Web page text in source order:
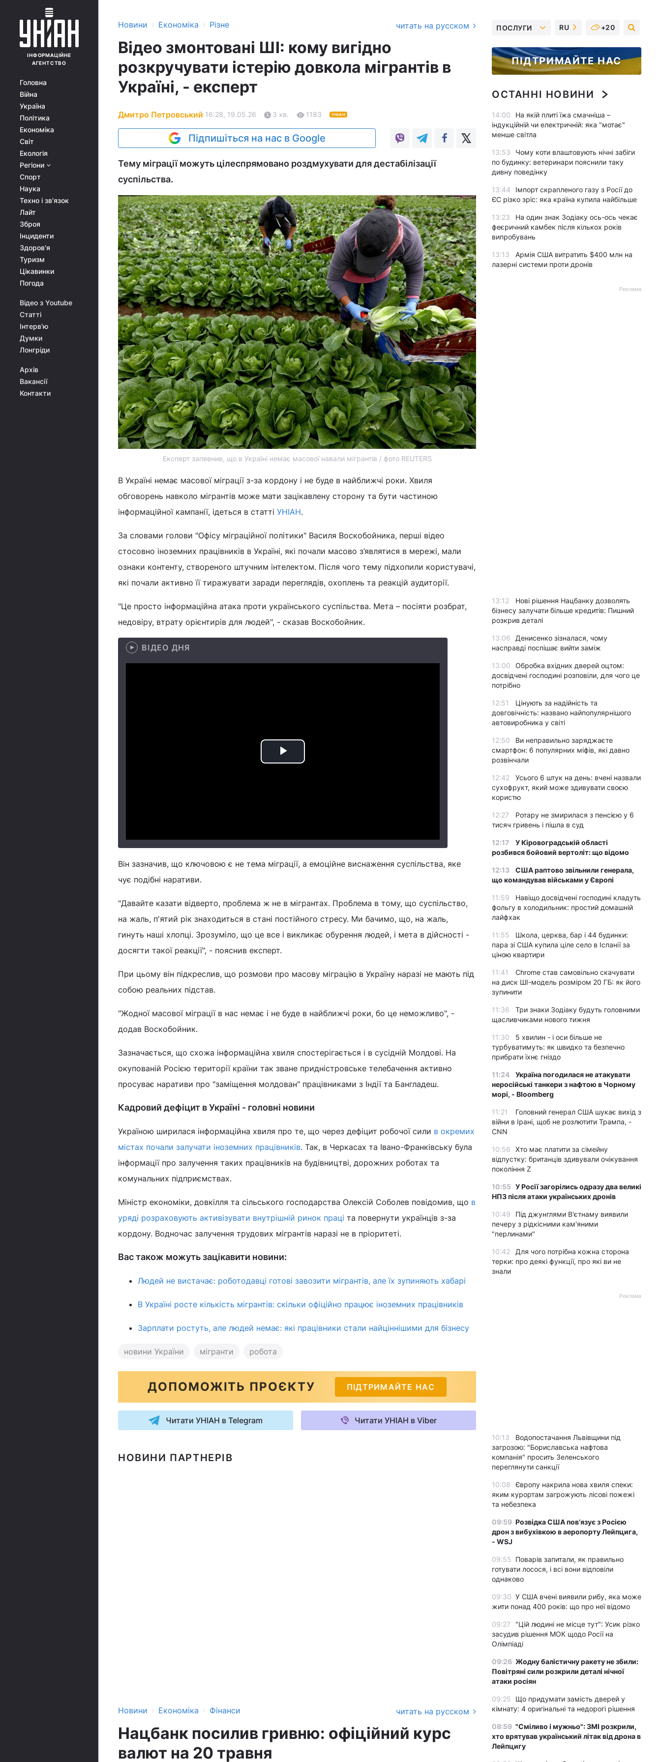
ІНФОРМАЦІЙНЕ
АГЕНТСТВО
Головна
Війна
Україна
Політика
Економіка
Світ
Екологія
Регіони
Спорт
Наука
Техно і зв'язок
Лайт
Зброя
Інциденти
Здоров'я
Туризм
Цікавинки
Погода
Відео з Youtube
Статті
Інтерв'ю
Думки
Лонгріди
Архів
Вакансії
Контакти
Новини › Економіка › Різне читать на русском
Відео змонтовані ШІ: кому вигідно
розкручувати істерію довкола мігрантів в
Україні, - експерт
Дмитро Петровський 16:28, 19.05.26 3 хв. 1183 УНІАН
Підпишіться на нас в Google
Тему міграції можуть цілеспрямовано роздмухувати для дестабілізації
суспільства.
Експерт запевнив, що в Україні немає масової навали мігрантів / фото REUTERS
В Україні немає масової міграції з-за кордону і не буде в найближчі роки. Хвиля
обговорень навколо мігрантів може мати зацікавлену сторону та бути частиною
інформаційної кампанії, ідеться в статті УНІАН.
За словами голови "Офісу міграційної політики" Василя Воскобойника, перші відео
стосовно іноземних працівників в Україні, які почали масово з’являтися в мережі, мали
ознаки контенту, створеного штучним інтелектом. Після чого тему підхопили користувачі,
які почали активно її тиражувати заради переглядів, охоплень та реакцій аудиторії.
"Це просто інформаційна атака проти українського суспільства. Мета – посіяти розбрат,
недовіру, втрату орієнтирів для людей", - сказав Воскобойник.
ВІДЕО ДНЯ
Play
Він зазначив, що ключовою є не тема міграції, а емоційне виснаження суспільства, яке
чує подібні наративи.
"Давайте казати відверто, проблема ж не в мігрантах. Проблема в тому, що суспільство,
на жаль, п'ятий рік знаходиться в стані постійного стресу. Ми бачимо, що, на жаль,
гинуть наші хлопці. Зрозуміло, що це все і викликає обурення людей, і мета в дійсності -
досягти такої реакції", - пояснив експерт.
При цьому він підкреслив, що розмови про масову міграцію в Україну наразі не мають під
собою реальних підстав.
"Жодної масової міграції в нас немає і не буде в найближчі роки, бо це неможливо", -
додав Воскобойник.
Зазначається, що схожа інформаційна хвиля спостерігається і в сусідній Молдові. На
окупованій Росією території країни так зване придністровське телебачення активно
просуває наративи про "заміщення молдован" працівниками з Індії та Бангладеш.
Кадровий дефіцит в Україні - головні новини
Україною ширилася інформаційна хвиля про те, що через дефіцит робочої сили в окремих
містах почали залучати іноземних працівників. Так, в Черкасах та Івано-Франківську була
інформації про залучення таких працівників на будівництві, дорожних роботах та
комунальних підприємствах.
Міністр економіки, довкілля та сільського господарства Олексій Соболев повідомив, що в
уряді розраховують активізувати внутрішній ринок праці та повернути українців з-за
кордону. Водночас залучення трудових мігрантів наразі не в пріоритеті.
Вас також можуть зацікавити новини:
Людей не вистачає: роботодавці готові завозити мігрантів, але їх зупиняють хабарі
В Україні росте кількість мігрантів: скільки офіційно працює іноземних працівників
Зарплати ростуть, але людей немає: які працівники стали найціннішими для бізнесу
новини України мігранти робота
ДОПОМОЖІТЬ ПРОЄКТУ ПІДТРИМАЙТЕ НАС
Читати УНІАН в Telegram Читати УНІАН в Viber
НОВИНИ ПАРТНЕРІВ
Новини › Економіка › Фінанси читать на русском
Нацбанк посилив гривню: офіційний курс
валют на 20 травня
ПОСЛУГИ RU +20
ПІДТРИМАЙТЕ НАС
ОСТАННІ НОВИНИ
14:00
На якій плиті їжа смачніша –
індукційній чи електричній: яка "мотає"
менше світла
13:53
Чому коти влаштовують нічні забіги
по будинку: ветеринари пояснили таку
дивну поведінку
13:44
Імпорт скрапленого газу з Росії до
ЄС різко зріс: яка країна купила найбільше
13:23
На один знак Зодіаку ось-ось чекає
феєричний камбек після кількох років
випробувань
13:13
Армія США витратить $400 млн на
лазерні системи проти дронів
Реклама
13:12
Нові рішення Нацбанку дозволять
бізнесу залучати більше кредитів: Пишний
розкрив деталі
13:06
Денисенко зізналася, чому
насправді поспішає вийти заміж
13:00
Обробка вхідних дверей оцтом:
досвідчені господині розповіли, для чого це
потрібно
12:51
Цінують за надійність та
довговічність: названо найпопулярнішого
автовиробника у світі
12:50
Ви неправильно заряджаєте
смартфон: 6 популярних міфів, які давно
розвінчали
12:42
Усього 6 штук на день: вчені назвали
сухофрукт, який може здивувати своєю
користю
12:27
Ротару не змирилася з пенсією у 6
тисяч гривень і пішла в суд
12:17
У Кіровоградській області
розбився бойовий вертоліт: що відомо
12:13
США раптово звільнили генерала,
що командував військами у Європі
11:59
Навіщо досвідчені господині кладуть
фольгу в холодильник: простий домашній
лайфхак
11:55
Школа, церква, бар і 44 будинки:
пара зі США купила ціле село в Іспанії за
ціною квартири
11:41
Chrome став самовільно скачувати
на диск ШІ-модель розміром 20 ГБ: як його
зупинити
11:36
Три знаки Зодіаку будуть головними
щасливчиками нового тижня
11:30
5 хвилин - і оси більше не
турбуватимуть: як швидко та безпечно
прибрати їхнє гніздо
11:24
Україна погодилася не атакувати
неросійські танкери з нафтою в Чорному
морі, - Bloomberg
11:21
Головний генерал США шукає вихід з
війни в Ірані, щоб не розлютити Трампа, -
CNN
10:56
Хто має платити за сімейну
відпустку: британців здивували очікування
покоління Z
10:55 У Росії загорілись одразу два великі
НПЗ після атаки українських дронів
10:49
Під джунглями В'єтнаму виявили
печеру з рідкісними кам'яними
"перлинами"
10:42
Для чого потрібна кожна сторона
терки: про деякі функції, про які ви не
знали
Реклама
10:13
Водопостачання Львівщини під
загрозою: "Бориславська нафтова
компанія" просить Зеленського
переглянути санкції
10:08
Європу накрила нова хвиля спеки:
яким курортам загрожують лісові пожежі
та небезпека
09:59 Розвідка США пов’язує з Росією
дрон з вибухівкою в аеропорту Лейпцига,
- WSJ
09:55 Поварів запитали, як правильно
готувати лосося, і всі вони відповіли
однаково
09:30 У США вчені виявили рибу, яка може
жити понад 400 років: що про неї відомо
09:27
"Цій людині не місце тут": Усик різко
засудив рішення МОК щодо Росії на
Олімпіаді
09:26 Жодну балістичну ракету не збили:
Повітряні сили розкрили деталі нічної
атаки росіян
09:25
Що придумати замість дверей у
кімнату: 4 оригінальні та недорогі рішення
08:59 "Сміливо і мужньо": ЗМІ розкрили,
хто врятував український літак від дрона в
Лейпцигу